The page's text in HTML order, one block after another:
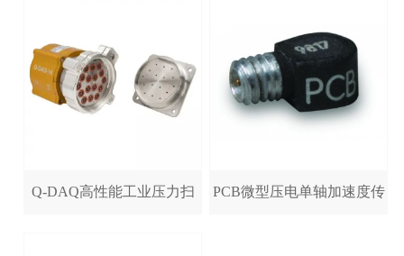
356A02/356A25/356A26/356A15/356A16/356A17/354C02/
080/XCQ-093/XCL-
072/XCS-093/XCL-100....
Q-DAQ高性能工业压力扫 PCB微型压电单轴加速度传